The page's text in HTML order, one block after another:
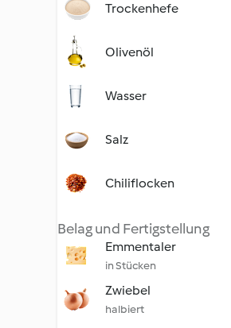
Trockenhefe
Olivenöl
Wasser
Salz
Chiliflocken
Belag und Fertigstellung
Emmentaler
in Stücken
Zwiebel
halbiert